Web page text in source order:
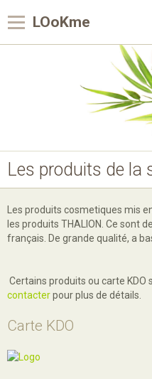
LOoKme
Votre compte
Album
Boutique
Les produits de la
Les produits cosmetiques mis
les produits THALION. Ce sont
français. De grande qualité, a
Certains produits ou carte KDO
contacterpour plus de détails.
Carte KDO